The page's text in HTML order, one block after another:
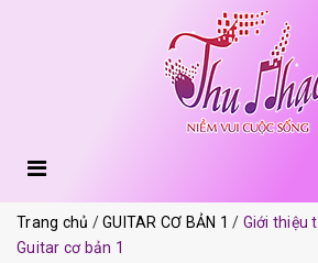
Trang chủ GUITAR CƠ BẢN 1
Giới thiệu
Guitar cơ bản 1